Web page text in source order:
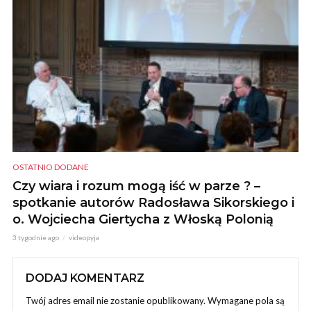
OSTATNIO DODANE
Czy wiara i rozum mogą iść w parze ? –
spotkanie autorów Radosława Sikorskiego i
o. Wojciecha Giertycha z Włoską Polonią
3 tygodnie ago videopyja
DODAJ KOMENTARZ
Twój adres email nie zostanie opublikowany. Wymagane pola są